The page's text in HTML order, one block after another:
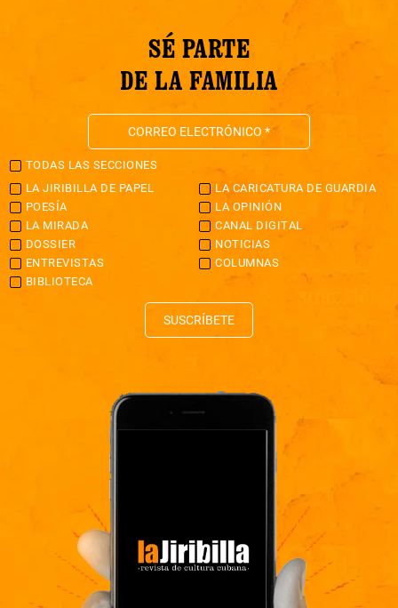
SÉ PARTE
DE LA FAMILIA
TODAS LAS SECCIONES
LA JIRIBILLA DE PAPEL
LA CARICATURA DE GUARDIA
POESÍA
LA OPINIÓN
LA MIRADA
CANAL DIGITAL
DOSSIER
NOTICIAS
ENTREVISTAS
COLUMNAS
BIBLIOTECA
SUSCRÍBETE